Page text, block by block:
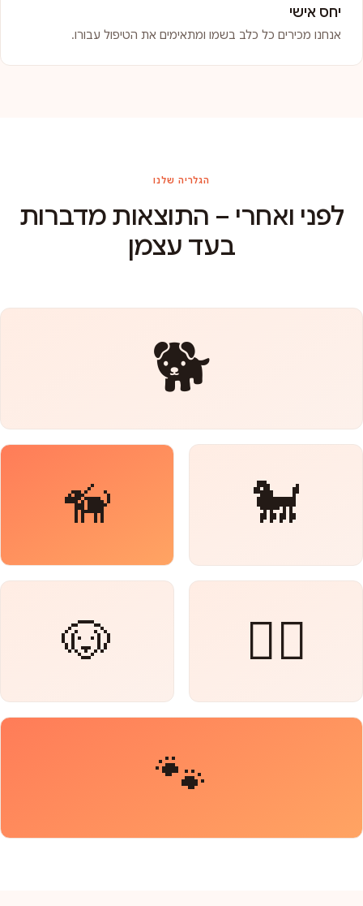
יחס אישי
אנחנו מכירים כל כלב בשמו ומתאימים את הטיפול עבורו.
הגלריה שלנו
לפני ואחרי – התוצאות מדברות
בעד עצמן
🐕
🐩
🦮
🐕‍🦺
🐶
🐾